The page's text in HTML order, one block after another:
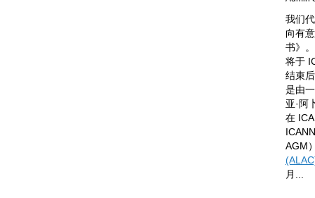
我们
向有
书》
将于
结束
是由
亚·阿
在
AGM
月